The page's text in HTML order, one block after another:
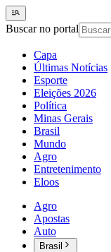
Buscar no portal
Capa
Últimas Notícias
Esporte
Eleições 2026
Política
Minas Gerais
Brasil
Mundo
Agro
Entretenimento
Eloos
Agro
Apostas
Auto
Brasil